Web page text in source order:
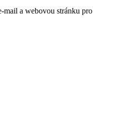
mail a webovou stránku pro